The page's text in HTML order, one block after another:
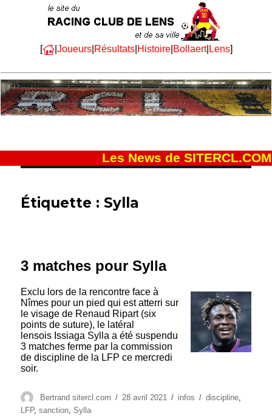
[ | Joueurs| Résultats| Histoire| Bollaert| Lens]
Les News de SITERCL.COM
Étiquette :Sylla
3 matches pour Sylla
Exclu lors de la rencontre face à
Nîmes pour un pied qui est atterri sur
le visage de Renaud Ripart (six
points de suture), le latéral
lensois Issiaga Sylla a été suspendu
3 matches ferme par la commission
de discipline de la LFP ce mercredi
soir.
Auteur
Bertrand sitercl.com
Publié
28 avril 2021 Catégories
infos Étiquettes
discipline,
LFP,sanction,Sylla